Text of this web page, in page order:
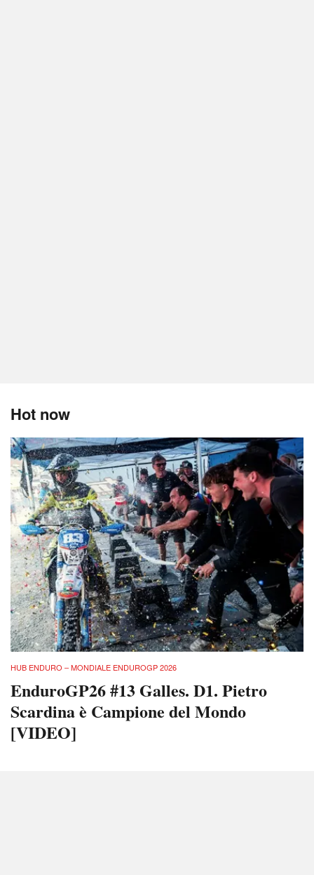
Hot now
HUB ENDURO – MONDIALE ENDUROGP 2026
EnduroGP26 #13 Galles. D1. Pietro
Scardina è Campione del Mondo
[VIDEO]